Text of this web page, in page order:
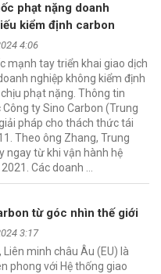
phạt nặng doanh
kiểm định carbon
4:06
mạnh tay triển khai giao dịch
nghiệp không kiểm định
phạt nặng. Thông tin
ty Sino Carbon (Trung
pháp cho thách thức tái
Theo ông Zhang, Trung
ngay từ khi vận hành hệ
Các doanh …
từ góc nhìn thế giới
3:17
Liên minh châu Âu (EU) là
phong với Hệ thống giao